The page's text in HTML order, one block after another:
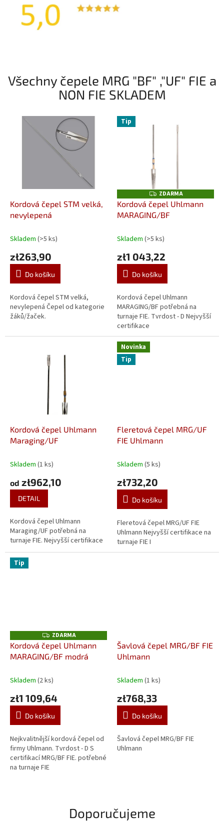
Všechny čepele MRG "BF" ,"UF" FIE a
NON FIE SKLADEM
Kordová čepel STM velká,
nevylepená
Skladem (>5 ks)
zł263,90
Do košíku
Kordová čepel STM velká,
nevylepená Čepel od kategorie
žáků/žaček.
Tip
Z
D
A
R
ZDARMA
Kordová čepel Uhlmann
MARAGING/BF
Skladem (>5 ks)
zł1 043,22
Do košíku
Kordová čepel Uhlmann
MARAGING/BF potřebná na
turnaje FIE. Tvrdost - D Nejvyšší
certifikace
Kordová čepel Uhlmann
Maraging/UF
Skladem (1 ks)
od zł962,10
DETAIL
Kordová čepel Uhlmann
Maraging/UF potřebná na
turnaje FIE. Nejvyšší certifikace
Novinka
Tip
Fleretová čepel MRG/UF
FIE Uhlmann
Skladem (5 ks)
zł732,20
Do košíku
Fleretová čepel MRG/UF FIE
Uhlmann Nejvyšší certifikace na
turnaje FIE I
Tip
Z
D
A
R
ZDARMA
Kordová čepel Uhlmann
MARAGING/BF modrá
Skladem (2 ks)
zł1 109,64
Do košíku
Nejkvalitnější kordová čepel od
firmy Uhlmann. Tvrdost - D S
certifikací MRG/BF FIE. potřebné
na turnaje FIE
Šavlová čepel MRG/BF FIE
Uhlmann
Skladem (1 ks)
zł768,33
Do košíku
Šavlová čepel MRG/BF FIE
Uhlmann
Doporučujeme